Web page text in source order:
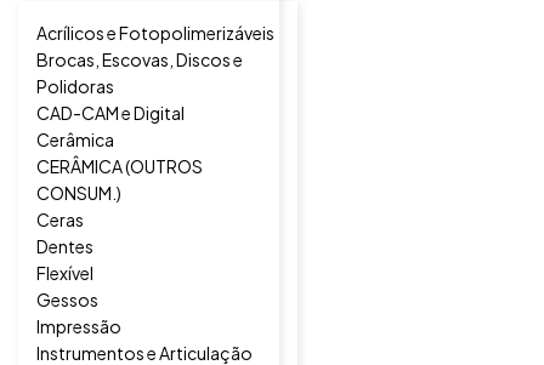
Acrílicos e Fotopolimerizáveis
Brocas, Escovas, Discos e
Polidoras
CAD-CAM e Digital
Cerâmica
CERÂMICA (OUTROS
CONSUM.)
Ceras
Dentes
Flexível
Gessos
Impressão
Instrumentos e Articulação